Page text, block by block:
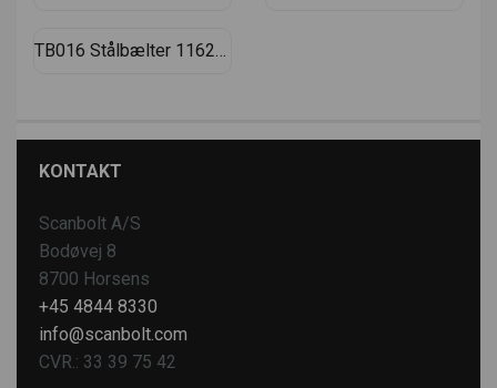
TB016 Stålbælter 11620001
KONTAKT
Scanbolt A/S
Bodøvej 8
8700 Horsens
+45 4844 8330
info@scanbolt.com
CVR.: 33 39 75 42